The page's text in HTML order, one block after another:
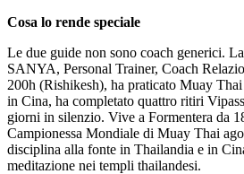
Cosa lo rende speciale
Le due guide non sono coach generici.
SANYA, Personal Trainer, Coach
200h (Rishikesh), ha praticato Muay
in Cina, ha completato quattro ritiri
giorni in silenzio. Vive a Formentera da
Campionessa Mondiale di Muay Thai
disciplina alla fonte in Thailandia e in
meditazione nei templi thailandesi.